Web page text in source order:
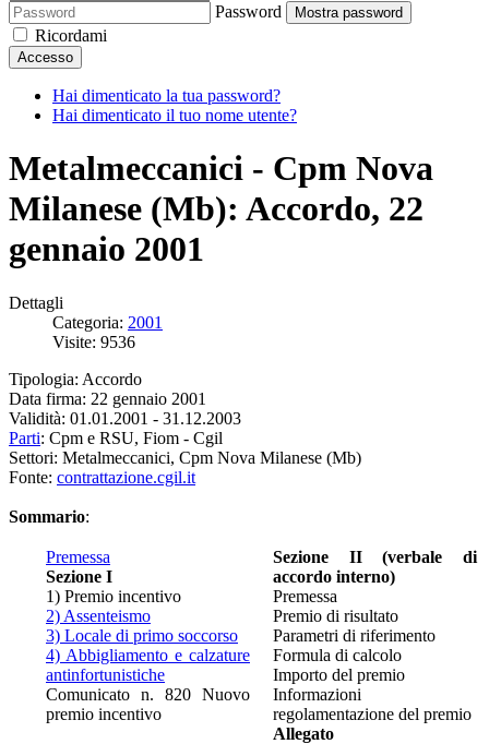
Password
Mostra password
Ricordami
Accesso
Hai dimenticato la tua password?
Hai dimenticato il tuo nome utente?
Metalmeccanici - Cpm Nova
Milanese (Mb): Accordo, 22
gennaio 2001
Dettagli
Categoria: 2001
Visite: 9536
Tipologia: Accordo
Data firma: 22 gennaio 2001
Validità: 01.01.2001 - 31.12.2003
Parti: Cpm e RSU, Fiom - Cgil
Settori: Metalmeccanici, Cpm Nova Milanese (Mb)
Fonte: contrattazione.cgil.it
Sommario:
Premessa
Sezione I
1) Premio incentivo
2) Assenteismo
3) Locale di primo soccorso
4) Abbigliamento e calzature
antinfortunistiche
Comunicato n. 820 Nuovo
premio incentivo
Sezione II (verbale di
accordo interno)
Premessa
Premio di risultato
Parametri di riferimento
Formula di calcolo
Importo del premio
Informazioni
regolamentazione del premio
Allegato